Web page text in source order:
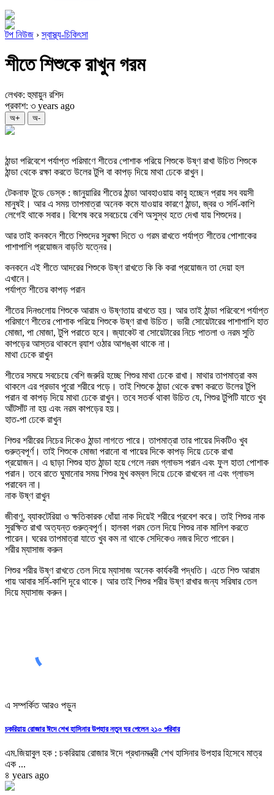
টপ নিউজ ›স্বাস্থ্য-চিকিৎসা
শীতে শিশুকে রাখুন গরম
লেখক: হুমায়ুন রশিদ
প্রকাশ: ৩ years ago
অ+ অ-
ঠান্ডা পরিবেশে পর্যাপ্ত পরিমাণে শীতের পোশাক পরিয়ে শিশুকে উষ্ণ রাখা উচিত শিশুকে
ঠান্ডা থেকে রক্ষা করতে উলের টুপি বা কাপড় দিয়ে মাথা ঢেকে রাখুন।
টেকনাফ টুডে ডেস্ক : জানুয়ারির শীতের ঠান্ডা আবহাওয়ায় কাবু হচ্ছেন প্রায় সব বয়সী
মানুষই। আর এ সময় তাপমাত্রা অনেক কমে যাওয়ার কারণে ঠান্ডা, জ্বর ও সর্দি-কাশি
লেগেই থাকে সবার। বিশেষ করে সবচেয়ে বেশি অসুস্থ হতে দেখা যায় শিশুদের।
আর তাই কনকনে শীতে শিশুদের সুরক্ষা দিতে ও গরম রাখতে পর্যাপ্ত শীতের পোশাকের
পাশাপাশি প্রয়োজন বাড়তি যত্নের।
কনকনে এই শীতে আদরের শিশুকে উষ্ণ রাখতে কি কি করা প্রয়োজন তা দেয়া হল
এখানে।
পর্যাপ্ত শীতের কাপড় পরান
শীতের দিনগুলোয় শিশুকে আরাম ও উষ্ণতায় রাখতে হয়। আর তাই ঠান্ডা পরিবেশে পর্যাপ্ত
পরিমাণে শীতের পোশাক পরিয়ে শিশুকে উষ্ণ রাখা উচিত। ভারী সোয়েটারের পাশাপাশি হাত
মোজা, পা মোজা, টুপি পরাতে হবে। জ্যাকেট বা সোয়েটারের নিচে পাতলা ও নরম সুতি
কাপড়ের আস্তর থাকলে র‍্যাশ ওঠার আশঙ্কা থাকে না।
মাথা ঢেকে রাখুন
শীতের সময়ে সবচেয়ে বেশি জরুরি হচ্ছে শিশুর মাথা ঢেকে রাখা। মাথার তাপমাত্রা কম
থাকলে এর প্রভাব পুরো শরীরে পড়ে। তাই শিশুকে ঠান্ডা থেকে রক্ষা করতে উলের টুপি
পরান বা কাপড় দিয়ে মাথা ঢেকে রাখুন। তবে সতর্ক থাকা উচিত যে, শিশুর টুপিটি যাতে খুব
আঁটসাঁট না হয় এবং নরম কাপড়ের হয়।
হাত-পা ঢেকে রাখুন
শিশুর শরীরের নিচের দিকেও ঠান্ডা লাগতে পারে। তাপমাত্রা তার পায়ের দিকটিও খুব
গুরুত্বপূর্ণ। তাই শিশুকে মোজা পরানো বা পায়ের দিকে কাপড় দিয়ে ঢেকে রাখা
প্রয়োজন। এ ছাড়া শিশুর হাত ঠান্ডা হয়ে গেলে নরম গ্লাভস পরান এবং ফুল হাতা পোশাক
পরান। তবে রাতে ঘুমানোর সময় শিশুর মুখ কম্বল দিয়ে ঢেকে রাখবেন না এবং গ্লাভস
পরাবেন না।
নাক উষ্ণ রাখুন
জীবাণু, ব্যাকটেরিয়া ও ক্ষতিকারক ধোঁয়া নাক দিয়েই শরীরে প্রবেশ করে। তাই শিশুর নাক
সুরক্ষিত রাখা অত্যন্ত গুরুত্বপূর্ণ। হালকা গরম তেল দিয়ে শিশুর নাক মালিশ করতে
পারেন। ঘরের তাপমাত্রা যাতে খুব কম না থাকে সেদিকেও নজর দিতে পারেন।
শরীর ম্যাসাজ করুন
শিশুর শরীর উষ্ণ রাখতে তেল দিয়ে ম্যাসাজ অনেক কার্যকরী পদ্ধতি। এতে শিশু আরাম
পায় আবার সর্দি-কাশি দূরে থাকে। আর তাই শিশুর শরীর উষ্ণ রাখার জন্য সরিষার তেল
দিয়ে ম্যাসাজ করুন।
এ সম্পর্কিত আরও পড়ুন
চকরিয়ায় রোজার ঈদে শেখ হাসিনার উপহার নতুন ঘর পেলেন ২১০ পরিবার
এম.জিয়াবুল হক : চকরিয়ায় রোজার ঈদে প্রধানমন্ত্রী শেখ হাসিনার উপহার হিসেবে মাত্র
এক ...
৪ years ago